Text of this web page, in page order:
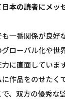
本の読者にメッ
一番関係が良好
ローバル化や世
に直面していま
作品をのせたく
、双方の優秀な